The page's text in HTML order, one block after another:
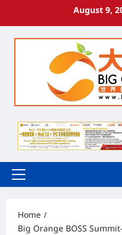
August 9,
Primary
Home
Big Orange BOSS